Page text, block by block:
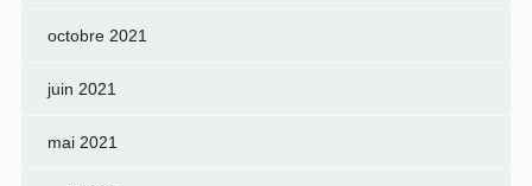
octobre 2021
juin 2021
mai 2021